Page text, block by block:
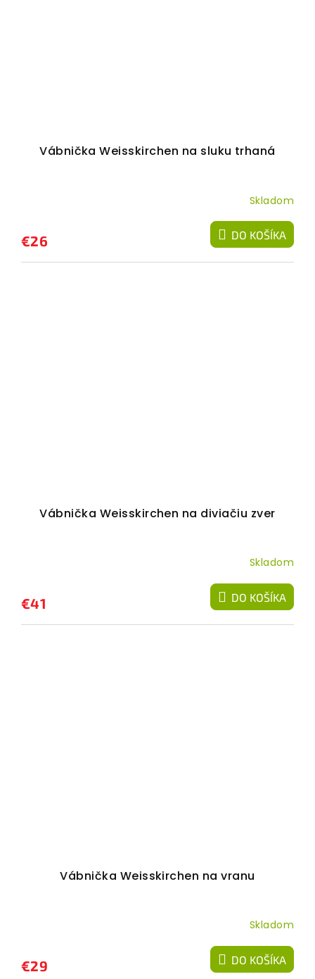
Vábnička Weisskirchen na sluku trhaná
Skladom
€26 DO KOŠÍKA
Vábnička Weisskirchen na diviačiu zver
Skladom
€41 DO KOŠÍKA
Vábnička Weisskirchen na vranu
Skladom
€29 DO KOŠÍKA